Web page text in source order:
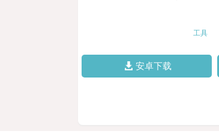
工具
安卓下载